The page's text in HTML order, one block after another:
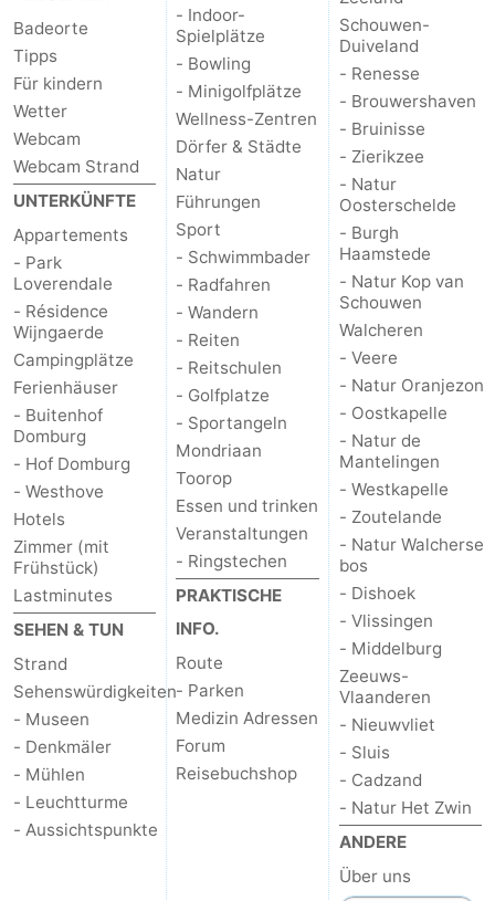
Badeorte
Tipps
Für kindern
Wetter
Webcam
Webcam Strand
UNTERKÜNFTE
Appartements
- Park
Loverendale
- Résidence
Wijngaerde
Campingplätze
Ferienhäuser
- Buitenhof
Domburg
- Hof Domburg
- Westhove
Hotels
Zimmer (mit
Frühstück)
Lastminutes
SEHEN & TUN
Strand
Sehenswürdigkeiten
- Museen
- Denkmäler
- Mühlen
- Leuchtturme
- Aussichtspunkte
- Indoor-
Spielplätze
- Bowling
- Minigolfplätze
Wellness-Zentren
Dörfer & Städte
Natur
Führungen
Sport
- Schwimmbader
- Radfahren
- Wandern
- Reiten
- Reitschulen
- Golfplatze
- Sportangeln
Mondriaan
Toorop
Essen und trinken
Veranstaltungen
- Ringstechen
PRAKTISCHE
INFO.
Route
- Parken
Medizin Adressen
Forum
Reisebuchshop
Schouwen-
Duiveland
- Renesse
- Brouwershaven
- Bruinisse
- Zierikzee
- Natur
Oosterschelde
- Burgh
Haamstede
- Natur Kop van
Schouwen
Walcheren
- Veere
- Natur Oranjezon
- Oostkapelle
- Natur de
Mantelingen
- Westkapelle
- Zoutelande
- Natur Walcherse
bos
- Dishoek
- Vlissingen
- Middelburg
Zeeuws-
Vlaanderen
- Nieuwvliet
- Sluis
- Cadzand
- Natur Het Zwin
ANDERE
Über uns